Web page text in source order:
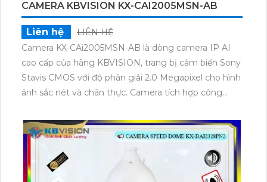
CAMERA KBVISION KX-CAI2005MSN-AB
Liên hệ
LIÊN HỆ
Camera KX-CAi2005MSN-AB là dòng camera IP AI
cao cấp của hãng KBVISION, trang bị cảm biến Sony
Stavis CMOS với độ phân giải 2.0 Megapixel cho hình
ảnh sắc nét và chân thực. Camera tích hợp công
tiện, phù hợp cho các giải pháp giám sát thông minh
hồng ngoại 60m Camera an ninh IP POEKX-
CAi2005MSN-AB là sản phẩm hiện đại với xử lý hình
ảnh chip Sony STARVIS CMOS, mang đến chất lượng